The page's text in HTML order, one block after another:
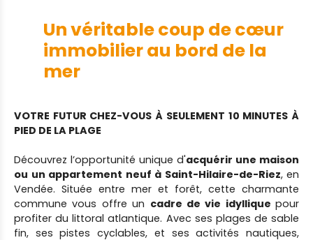
Un véritable coup de cœur
immobilierau bord de la
mer
VOTRE FUTUR CHEZ-VOUSÀ SEULEMENT 10 MINUTES À
PIED DE LA PLAGE
Découvrez l’opportunité unique d'acquérir une maison
ou un appartement neuf à Saint-Hilaire-de-Riez, en
Vendée. Située entre mer et forêt, cette charmante
commune vous offre un cadre de vie idyllique pour
profiter du littoral atlantique. Avec ses plages de sable
fin, ses pistes cyclables, et ses activités nautiques,